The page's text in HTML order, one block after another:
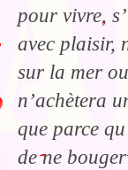
pour vivre,
avec plaisir,
sur la mer
n’achètera
que parce
de ne